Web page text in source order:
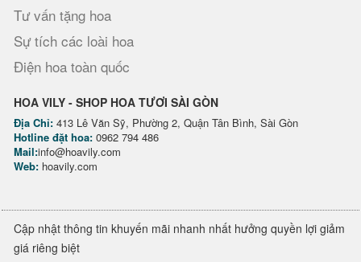
Tư vấn tặng hoa
Sự tích các loài hoa
Điện hoa toàn quốc
HOA VILY - SHOP HOA TƯƠI SÀI GÒN
Địa Chỉ: 413 Lê Văn Sỹ, Phường 2, Quận Tân Bình, Sài Gòn
Hotline đặt hoa: 0962 794 486
Mail:info@hoavily.com
Web: hoavily.com
Cập nhật thông tin khuyến mãi nhanh nhất hưởng quyền lợi giảm
giá riêng biệt